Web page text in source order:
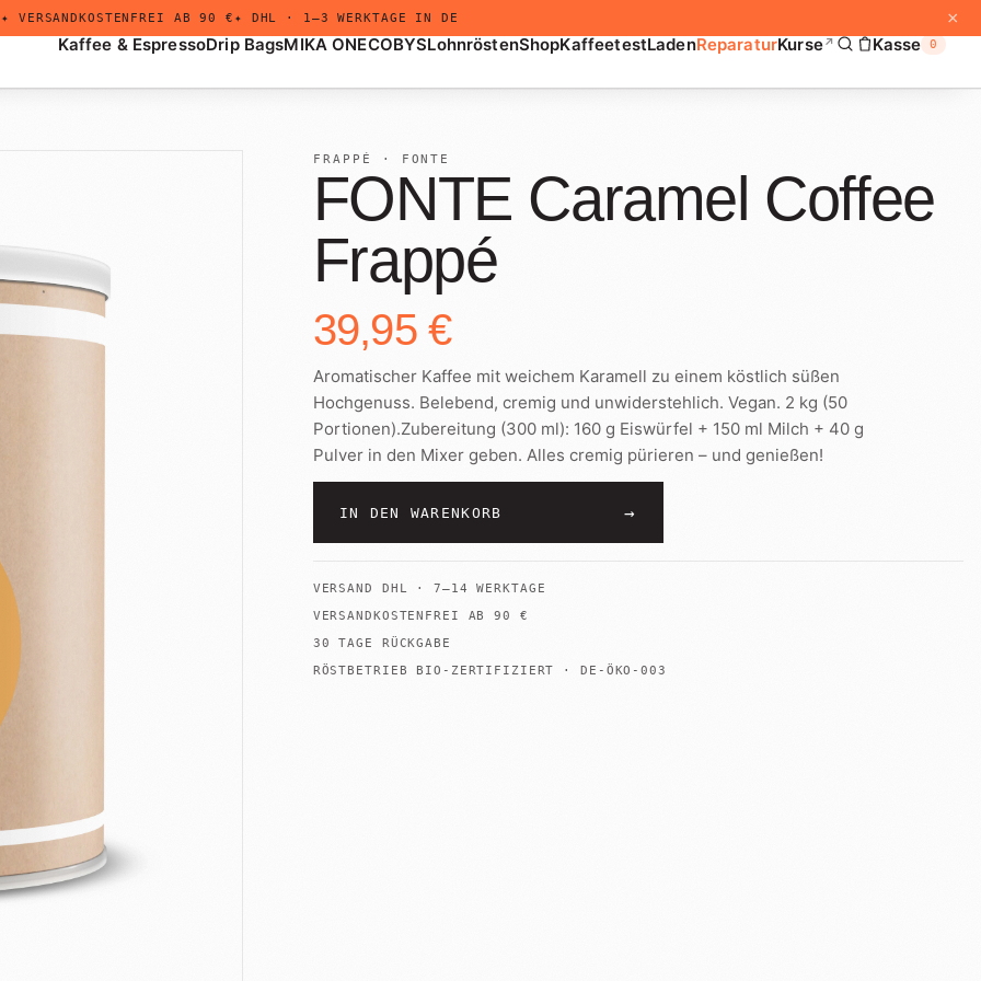
✦ VERSANDKOSTENFREI AB 90 € ✦ DHL · 1–3 WERKTAGE IN DE ×
Kaffee & EspressoDrip BagsMIKA ONECOBYSLohnröstenShopKaffeetestLadenReparaturKurse↗ Kasse 0
Drip Bags Untermenüöffnen
öffnen
FRAPPÉ · FONTE
FONTE Caramel Coffee
Frappé
39,95 €
Aromatischer Kaffee mit weichem Karamell zu einem köstlich süßen
Hochgenuss. Belebend, cremig und unwiderstehlich. Vegan. 2 kg (50
Portionen).Zubereitung (300 ml): 160 g Eiswürfel + 150 ml Milch + 40 g
Pulver in den Mixer geben. Alles cremig pürieren – und genießen!
IN DEN WARENKORB →
VERSAND DHL ·7–14 WERKTAGE
VERSANDKOSTENFREI AB90
€
30 TAGE RÜCKGABE
RÖSTBETRIEB BIO-ZERTIFIZIERT · DE-ÖKO-003